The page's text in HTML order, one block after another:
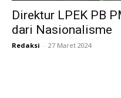
Direktur LPEK PB
dari Nasionalisme
Redaksi - 27 Maret 2024